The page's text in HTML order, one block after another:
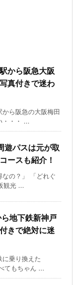
から阪急大阪
真付きで迷わ
から阪急の大阪梅田
・・・ ...
遊パスは元が取
ースも紹介！
なの？」 「どれぐ
観光 ...
地下鉄新神戸
きで絶対に迷
に乗り換えた
てもちゃん ...